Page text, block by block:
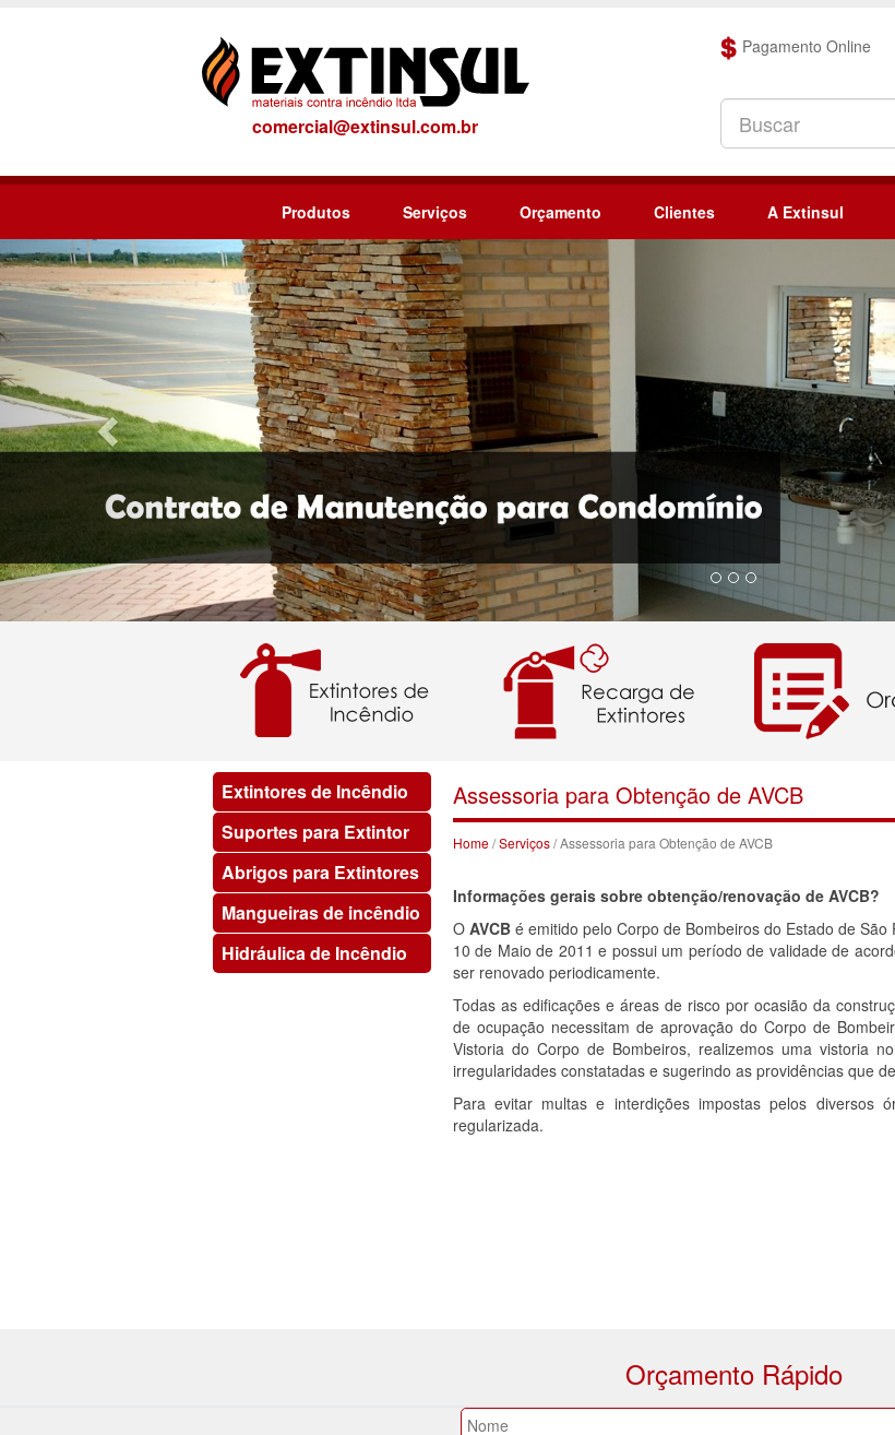
comercial@extinsul.com.br
Pagamento Online
Produtos Serviços Orçamento Clientes A Extinsul
Previous
Extintores de Incêndio
Suportes para Extintor
Abrigos para Extintores
Mangueiras de incêndio
Hidráulica de Incêndio
Assessoria para Obtenção de AVCB
Home/Serviços/ Assessoria para Obtenção de AVCB
Informações gerais sobre obtenção/renovação de AVCB?
O AVCBé emitido pelo Corpo de Bombeiros do Estado de
10 de Maio de 2011 e possui um período de validade de
ser renovado periodicamente.
Todas as edificações e áreas de risco por ocasião da
de ocupação necessitam de aprovação do Corpo de
Vistoria do Corpo de Bombeiros, realizemos uma vistoria
irregularidades constatadas e sugerindo as providências que
Para evitar multas e interdições impostas pelos diversos
regularizada.
Orçamento Rápido